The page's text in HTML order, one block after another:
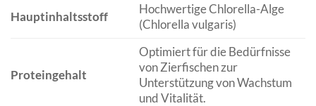
Hauptinhaltsstoff
Hochwertige Chlorella-Alge
(Chlorella vulgaris)
Proteingehalt
Optimiert für die Bedürfnisse
von Zierfischen zur
Unterstützung von Wachstum
und Vitalität.